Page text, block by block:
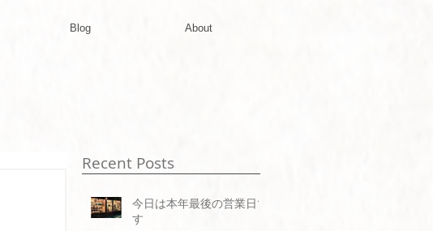
Blog About
Recent Posts
今日は本年最後の営業日で
す